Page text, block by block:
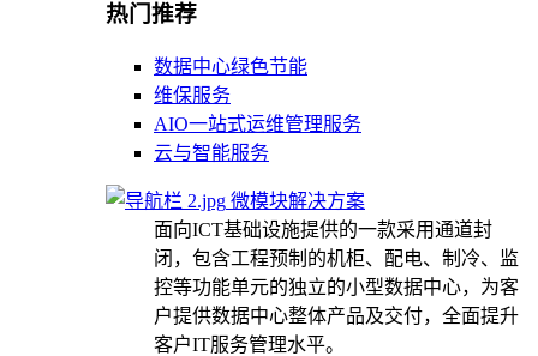
热门推荐
数据中心绿色节能
维保服务
AIO一站式运维管理服务
云与智能服务
微模块解决方案
面向ICT基础设施提供的一款采用通道封
闭，包含工程预制的机柜、配电、制冷、监
控等功能单元的独立的小型数据中心，为客
户提供数据中心整体产品及交付，全面提升
客户IT服务管理水平。